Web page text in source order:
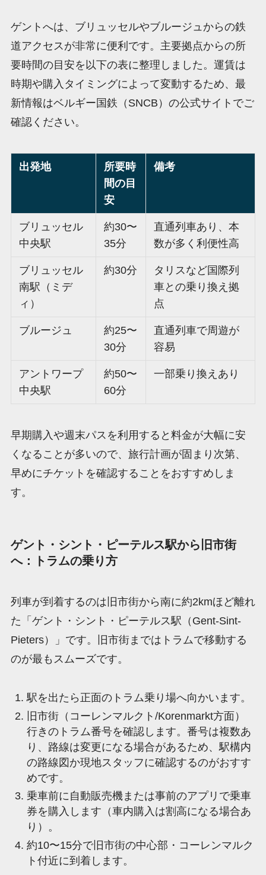
ゲントへは、ブリュッセルやブルージュからの鉄
道アクセスが非常に便利です。主要拠点からの所
要時間の目安を以下の表に整理しました。運賃は
時期や購入タイミングによって変動するため、最
新情報はベルギー国鉄（SNCB）の公式サイトでご
確認ください。
出発地
所要時
間の目
安
備考
ブリュッセル
中央駅
約30〜
35分
直通列車あり、本
数が多く利便性高
ブリュッセル
南駅（ミデ
ィ）
約30分
タリスなど国際列
車との乗り換え拠
点
ブルージュ
約25〜
30分
直通列車で周遊が
容易
アントワープ
中央駅
約50〜
60分
一部乗り換えあり
早期購入や週末パスを利用すると料金が大幅に安
くなることが多いので、旅行計画が固まり次第、
早めにチケットを確認することをおすすめしま
す。
ゲント・シント・ピーテルス駅から旧市街
へ：トラムの乗り方
列車が到着するのは旧市街から南に約2kmほど離れ
た「ゲント・シント・ピーテルス駅（Gent-Sint-
Pieters）」です。旧市街まではトラムで移動する
のが最もスムーズです。
駅を出たら正面のトラム乗り場へ向かいます。
旧市街（コーレンマルクト/Korenmarkt方面）
行きのトラム番号を確認します。番号は複数あ
り、路線は変更になる場合があるため、駅構内
の路線図か現地スタッフに確認するのがおすす
めです。
乗車前に自動販売機または事前のアプリで乗車
券を購入します（車内購入は割高になる場合あ
り）。
約10〜15分で旧市街の中心部・コーレンマルク
ト付近に到着します。